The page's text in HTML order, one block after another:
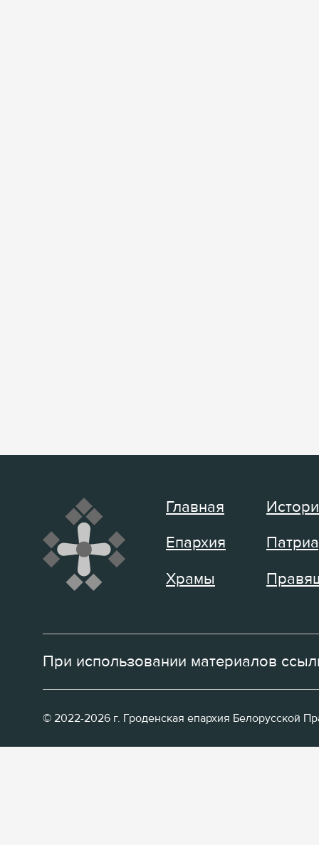
Главная
Епархия
Храмы
При использовании материалов
© 2022-2026 г. Гроденская епархия Белорусской